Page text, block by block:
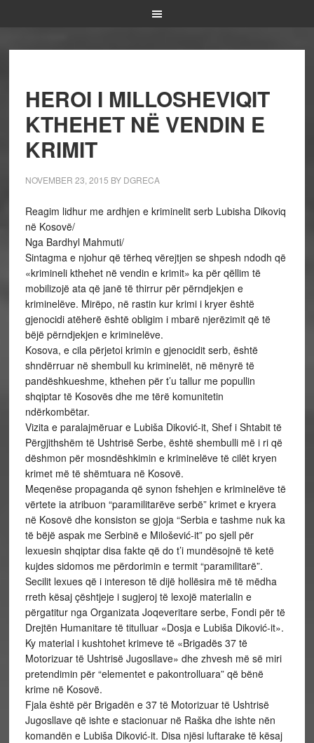
HEROI I MILLOSHEVIQIT
KTHEHET NË VENDIN E
KRIMIT
NOVEMBER 23, 2015 BY DGRECA
Reagim lidhur me ardhjen e kriminelit serb Lubisha Dikoviq
në Kosovë/
Nga Bardhyl Mahmuti/
Sintagma e njohur që tërheq vërejtjen se shpesh ndodh që
«krimineli kthehet në vendin e krimit» ka për qëllim të
mobilizojë ata që janë të thirrur për përndjekjen e
kriminelëve. Mirëpo, në rastin kur krimi i kryer është
gjenocidi atëherë është obligim i mbarë njerëzimit që të
bëjë përndjekjen e kriminelëve.
Kosova, e cila përjetoi krimin e gjenocidit serb, është
shndërruar në shembull ku kriminelët, në mënyrë të
pandëshkueshme, kthehen për t’u tallur me popullin
shqiptar të Kosovës dhe me tërë komunitetin
ndërkombëtar.
Vizita e paralajmëruar e Lubiša Diković-it, Shef i Shtabit të
Përgjithshëm të Ushtrisë Serbe, është shembulli më i ri që
dëshmon për mosndëshkimin e kriminelëve të cilët kryen
krimet më të shëmtuara në Kosovë.
Meqenëse propaganda që synon fshehjen e kriminelëve të
vërtete ia atribuon “paramilitarëve serbë” krimet e kryera
në Kosovë dhe konsiston se gjoja “Serbia e tashme nuk ka
të bëjë aspak me Serbinë e Milošević-it” po sjell për
lexuesin shqiptar disa fakte që do t’i mundësojnë të ketë
kujdes sidomos me përdorimin e termit “paramilitarë”.
Secilit lexues që i intereson të dijë hollësira më të mëdha
rreth kësaj çështjeje i sugjeroj të lexojë materialin e
përgatitur nga Organizata Joqeveritare serbe, Fondi për të
Drejtën Humanitare të titulluar «Dosja e Lubiša Diković-it».
Ky material i kushtohet krimeve të «Brigadës 37 të
Motorizuar të Ushtrisë Jugosllave» dhe zhvesh më së miri
pretendimin për “elementet e pakontrolluara” që bënë
krime në Kosovë.
Fjala është për Brigadën e 37 të Motorizuar të Ushtrisë
Jugosllave që ishte e stacionuar në Raška dhe ishte nën
komandën e Lubiša Diković-it. Disa njësi luftarake të kësaj